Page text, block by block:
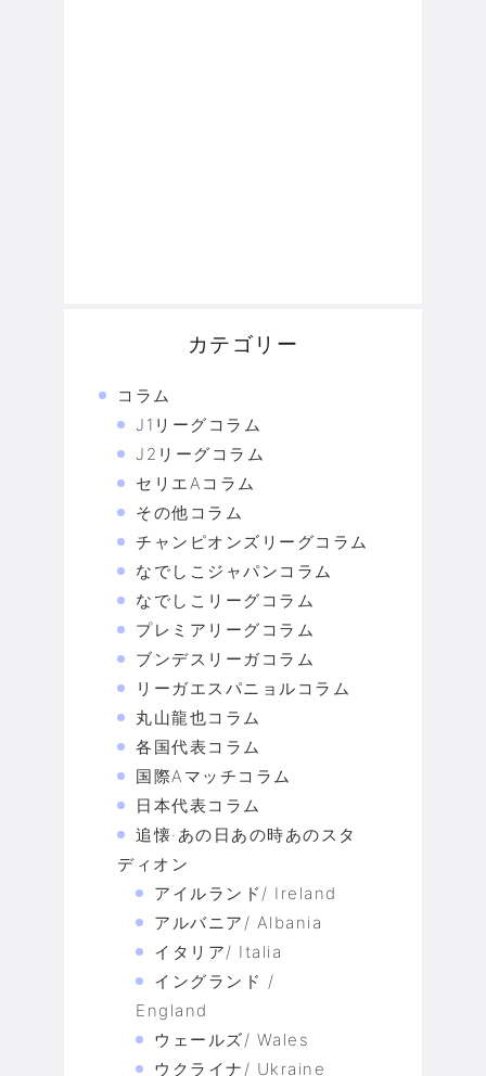
カテゴリー
コラム
J1リーグコラム
J2リーグコラム
セリエAコラム
その他コラム
チャンピオンズリーグコラム
なでしこジャパンコラム
なでしこリーグコラム
プレミアリーグコラム
ブンデスリーガコラム
リーガエスパニョルコラム
丸山龍也コラム
各国代表コラム
国際Aマッチコラム
日本代表コラム
追懐·あの日あの時あのスタ
ディオン
アイルランド/ Ireland
アルバニア/ Albania
イタリア/ Italia
イングランド /
England
ウェールズ/ Wales
ウクライナ/ Ukraine